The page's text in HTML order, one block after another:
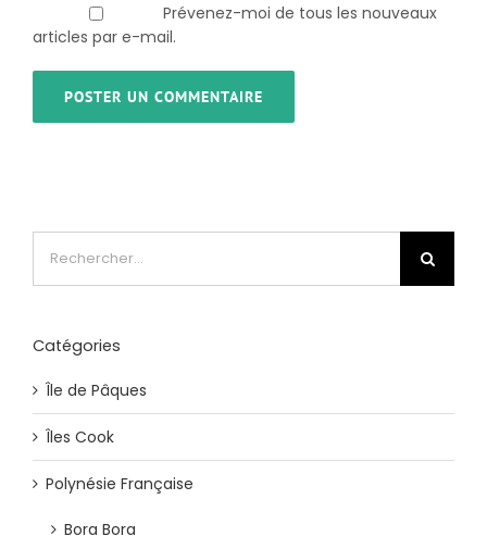
Prévenez-moi de tous les nouveaux
articles par e-mail.
Catégories
Île de Pâques
Îles Cook
Polynésie Française
Bora Bora